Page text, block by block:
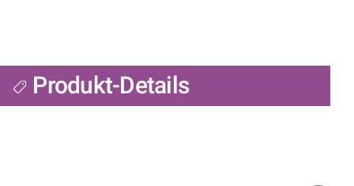
Produkt-Details